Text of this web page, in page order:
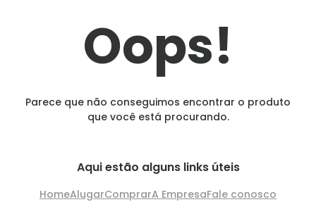
Oops!
Parece que não conseguimos encontrar o produto
que você está procurando.
Aqui estão alguns links úteis
HomeAlugarComprarA EmpresaFale conosco